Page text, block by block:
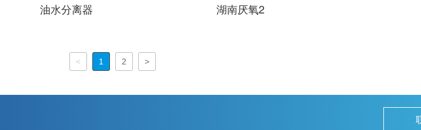
油水分离器 湖南厌氧2
< 1 2 >